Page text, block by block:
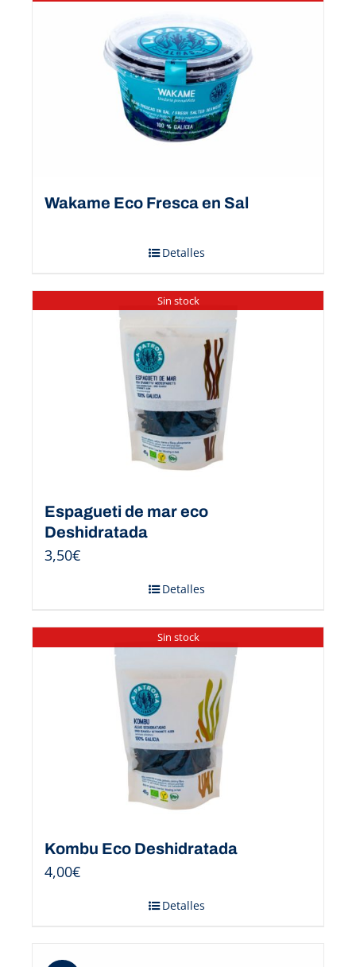
Wakame Eco Fresca en Sal
Detalles
Sin stock
Espagueti de mar eco
Deshidratada
3,50€
Detalles
Sin stock
Kombu Eco Deshidratada
4,00€
Detalles